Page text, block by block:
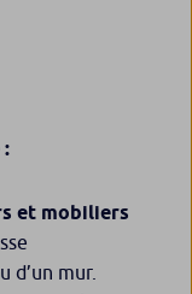
:
et mobiliers
d’un mur.